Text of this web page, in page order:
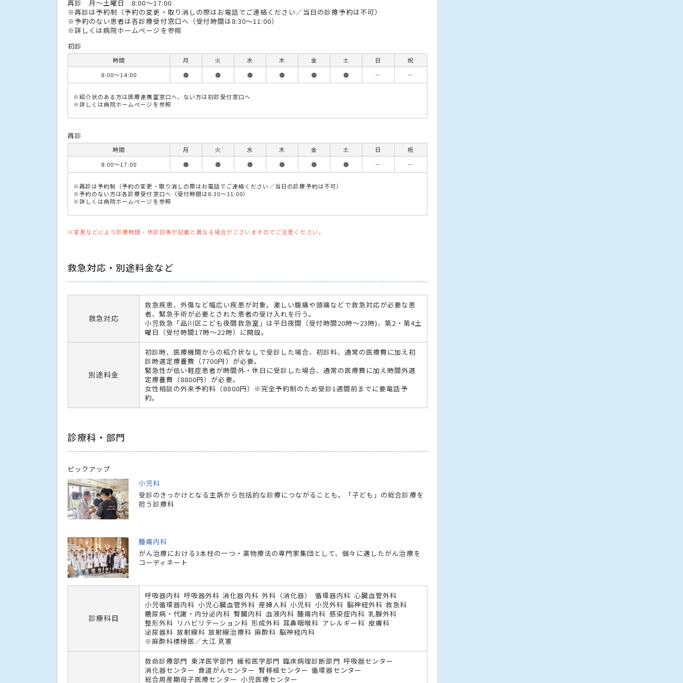
再診 月〜土曜日 8:00〜17:00
※再診は予約制（予約の変更・取り消しの際はお電話でご連絡ください／当日の診療予約は不可）
※予約のない患者は各診療受付窓口へ（受付時間は8:30〜11:00）
※詳しくは病院ホームページを参照
初診
時間 月 火 水 木 金 土 日
祝
8:00〜14:00
● ● ● ● ● ● － －
※紹介状のある方は医療連携室窓口へ、ない方は初診受付窓口へ
※詳しくは病院ホームページを参照
再診
時間 月 火 水 木 金 土 日
祝
8:00〜17:00
● ● ● ● ● ● － －
※再診は予約制（予約の変更・取り消しの際はお電話でご連絡ください／当日の診療予約は不可）
※予約のない方は各診療受付窓口へ（受付時間は8:30〜11:00）
※詳しくは病院ホームページを参照
※変更などにより診療時間・休診日等が記載と異なる場合がございますのでご注意ください。
救急対応・別途料金など
救急対応
救急疾患、外傷など幅広い疾患が対象。激しい腹痛や頭痛などで救急対応が必要な患
者、緊急手術が必要とされた患者の受け入れを行う。
小児救急「品川区こども夜間救急室」は平日夜間（受付時間20時～23時)、第2・第4土
曜日（受付時間17時～22時）に開設。
別途料金
初診時、医療機関からの紹介状なしで受診した場合、初診料、通常の医療費に加え初
診時選定療養費（7700円）が必要。
緊急性が低い軽症患者が時間外・休日に受診した場合、通常の医療費に加え時間外選
定療養費（8800円）が必要。
女性相談の外来予約料（8800円）※完全予約制のため受診1週間前までに要電話予
約。
診療科・部門
ピックアップ
小児科
受診のきっかけとなる主訴から包括的な診療につながることも。「子ども」の総合診療を
担う診療科
腫瘍内科
がん治療における3本柱の一つ・薬物療法の専門家集団として、個々に適したがん治療を
コーディネート
診療科目
呼吸器内科 呼吸器外科 消化器内科 外科（消化器） 循環器内科 心臓血管外科
小児循環器内科 小児心臓血管外科 産婦人科 小児科 小児外科 脳神経外科 救急科
糖尿病・代謝・内分泌内科 腎臓内科 血液内科 腫瘍内科 感染症内科 乳腺外科
整形外科 リハビリテーション科 形成外科 耳鼻咽喉科 アレルギー科 皮膚科
泌尿器科 放射線科 放射線治療科 麻酔科 脳神経内科
※麻酔科標榜医／大江 克憲
救命診療部門 東洋医学部門 緩和医学部門 臨床病理診断部門 呼吸器センター
消化器センター 食道がんセンター 腎移植センター 循環器センター
総合周産期母子医療センター 小児医療センター